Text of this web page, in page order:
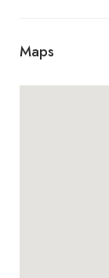
Maps